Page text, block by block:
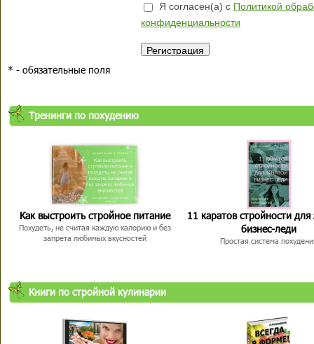
Я согласен(а) с Политикой
конфиденциальности
* - обязательные поля
Тренинги по похудению
Как выстроить стройное питание
Похудеть, не считая каждую калорию и без
запрета любимых вкусностей
11 каратов стройности для
бизнес-леди
Простая система
Книги по стройной кулинарии